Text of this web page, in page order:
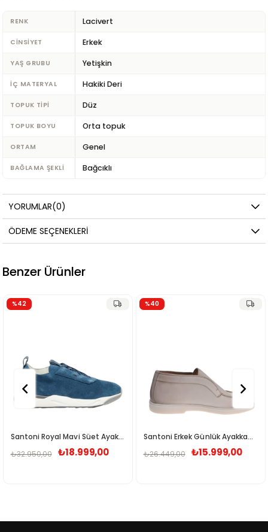
RENK Lacivert
CINSIYET Erkek
YAŞ GRUBU Yetişkin
İÇ MATERYAL Hakiki Deri
TOPUK TIPI Düz
TOPUK BOYU Orta topuk
ORTAM Genel
BAĞLAMA ŞEKLI Bağcıklı
YORUMLAR(0)
ÖDEME SEÇENEKLERI
Benzer Ürünler
Santoni Royal Mavi Süet Ayakkabı M400322511
₺18.999,00
Santoni Erkek Günlük Ayakkabı WUYA58458TISNLGAE32
₺15.999,00
₺26.449,00
%40 %50